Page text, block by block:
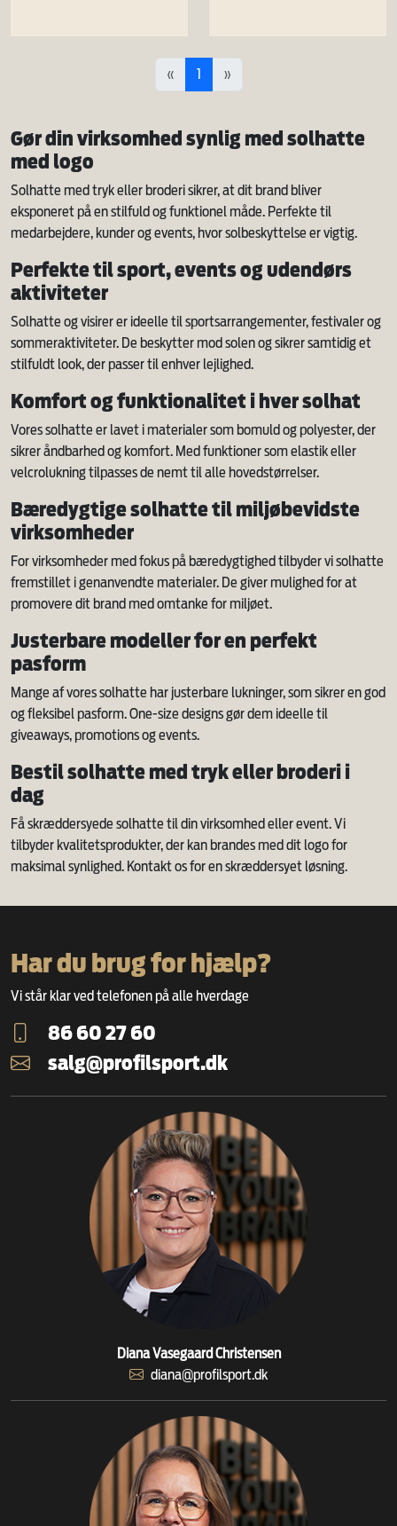
« 1 »
Gør din virksomhed synlig med solhatte
med logo
Solhatte med tryk eller broderi sikrer, at dit brand bliver
eksponeret på en stilfuld og funktionel måde. Perfekte til
medarbejdere, kunder og events, hvor solbeskyttelse er vigtig.
Perfekte til sport, events og udendørs
aktiviteter
Solhatte og visirer er ideelle til sportsarrangementer, festivaler og
sommeraktiviteter. De beskytter mod solen og sikrer samtidig et
stilfuldt look, der passer til enhver lejlighed.
Komfort og funktionalitet i hver solhat
Vores solhatte er lavet i materialer som bomuld og polyester, der
sikrer åndbarhed og komfort. Med funktioner som elastik eller
velcrolukning tilpasses de nemt til alle hovedstørrelser.
Bæredygtige solhatte til miljøbevidste
virksomheder
For virksomheder med fokus på bæredygtighed tilbyder vi solhatte
fremstillet i genanvendte materialer. De giver mulighed for at
promovere dit brand med omtanke for miljøet.
Justerbare modeller for en perfekt
pasform
Mange af vores solhatte har justerbare lukninger, som sikrer en god
og fleksibel pasform. One-size designs gør dem ideelle til
giveaways, promotions og events.
Bestil solhatte med tryk eller broderi i
dag
Få skræddersyede solhatte til din virksomhed eller event. Vi
tilbyder kvalitetsprodukter, der kan brandes med dit logo for
maksimal synlighed. Kontakt os for en skræddersyet løsning.
Har du brug for hjælp?
Vi står klar ved telefonen på alle hverdage
86 60 27 60
salg@profilsport.dk
Diana Vasegaard Christensen
diana@profilsport.dk